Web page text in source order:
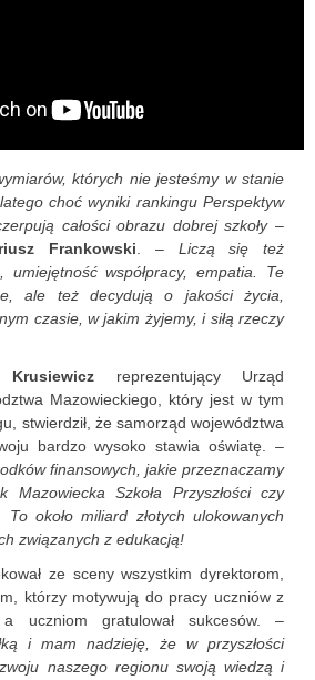
których nie jesteśmy w stanie
choćwyniki rankingu Perspektyw
całości obrazu dobrej szkoły–
Frankowski . – Liczą się też
umiejętność współpracy, empatia. Te
ale też decydują o jakości życia,
czasie, w jakim żyjemy, i siłą rzeczy
Krusiewicz reprezentujący Urząd
Mazowieckiego, który jest w tym
stwierdził, że samorząd województwa
bardzo wysoko stawia oświatę. –
finansowych, jakie przeznaczamy
Szkoła Przyszłości czy
około miliard złotych ulokowanych
związanych z edukacją!
ze sceny wszystkim dyrektorom,
którzy motywują do pracy uczniów z
a uczniom gratulował sukcesów. –
i mam nadzieję, że w przyszłości
naszego regionu swoją wiedzą i